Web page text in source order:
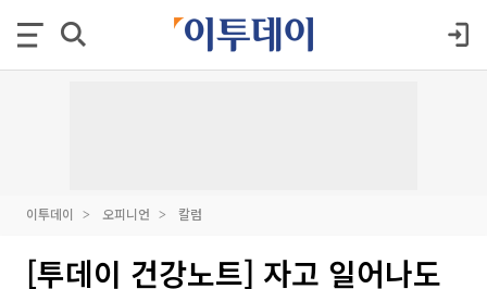
이투데이 오피니언 칼럼
[투데이 건강노트] 자고 일어나도